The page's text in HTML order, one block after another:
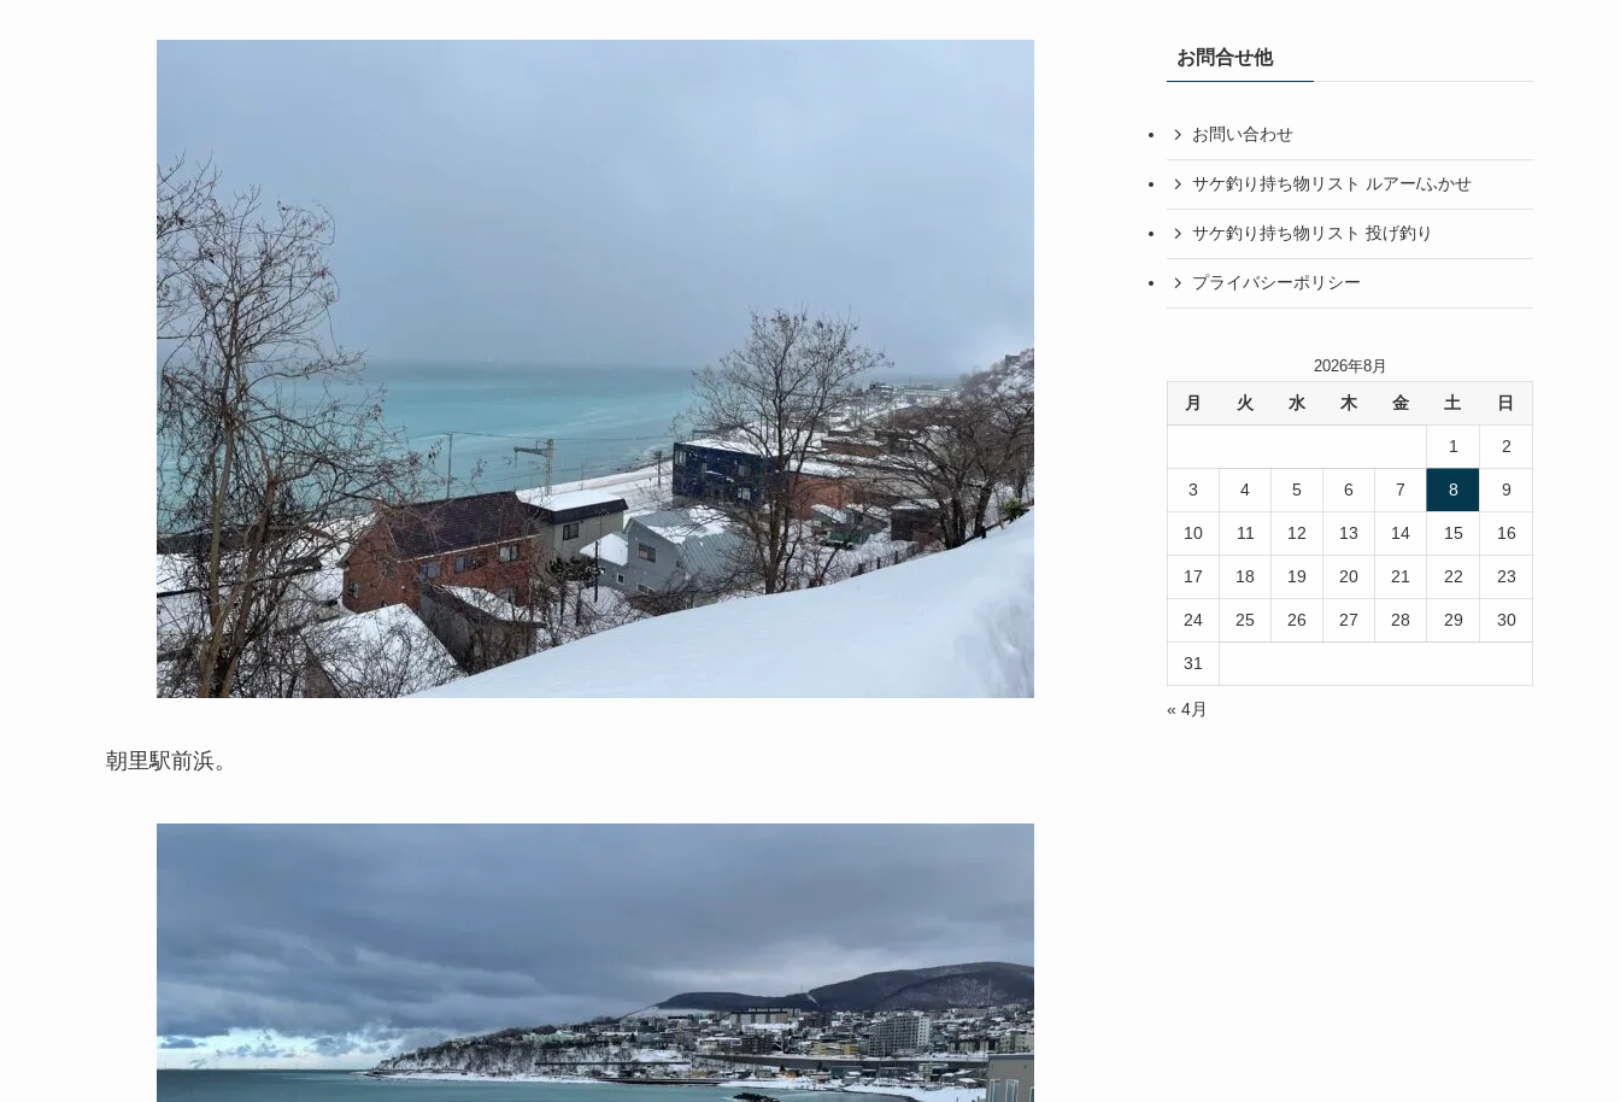
朝里駅前浜。
お問合せ他
お問い合わせ
サケ釣り持ち物リスト ルアー/ふかせ
サケ釣り持ち物リスト 投げ釣り
プライバシーポリシー
2026年8月
月 火 水 木 金 土 日
1 2
3 4 5 6 7 8 9
10 11 12 13 14 15 16
17 18 19 20 21 22 23
24 25 26 27 28 29 30
31
« 4月